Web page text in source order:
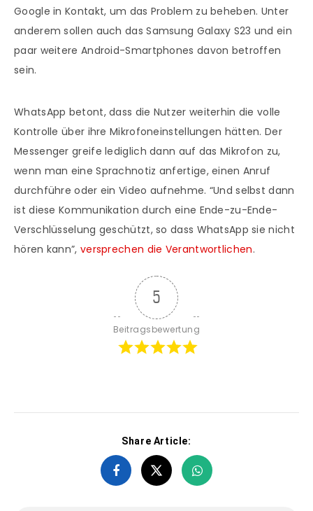
Google in Kontakt, um das Problem zu beheben. Unter
anderem sollen auch das Samsung Galaxy S23 und ein
paar weitere Android-Smartphones davon betroffen
sein.
WhatsApp betont, dass die Nutzer weiterhin die volle
Kontrolle über ihre Mikrofoneinstellungen hätten. Der
Messenger greife lediglich dann auf das Mikrofon zu,
wenn man eine Sprachnotiz anfertige, einen Anruf
durchführe oder ein Video aufnehme. “Und selbst dann
ist diese Kommunikation durch eine Ende-zu-Ende-
Verschlüsselung geschützt, so dass WhatsApp sie nicht
hören kann”, versprechen die Verantwortlichen.
5
Beitragsbewertung
Share Article: